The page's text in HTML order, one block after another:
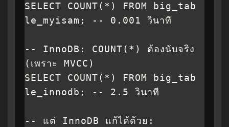
SELECT COUNT(*) FROM big_tab
le_myisam; -- 0.001 วินาที
-- InnoDB: COUNT(*) ต้องนับจริง
(เพราะ MVCC)
SELECT COUNT(*) FROM big_tab
le_innodb; -- 2.5 วินาที
-- แต่ InnoDB แก้ได้ด้วย: